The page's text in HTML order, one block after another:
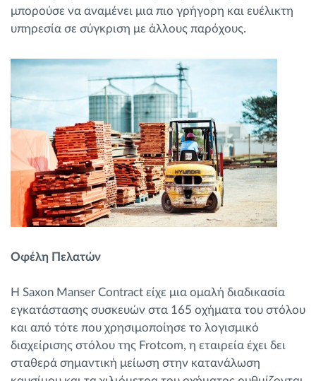
μπορούσε να αναμένει μια πιο γρήγορη και ευέλικτη
υπηρεσία σε σύγκριση με άλλους παρόχους.
Οφέλη Πελατών
Η Saxon Manser Contract είχε μια ομαλή διαδικασία
εγκατάστασης συσκευών στα 165 οχήματα του στόλου
και από τότε που χρησιμοποίησε το λογισμικό
διαχείρισης στόλου της Frotcom, η εταιρεία έχει δει
σταθερά σημαντική μείωση στην κατανάλωση